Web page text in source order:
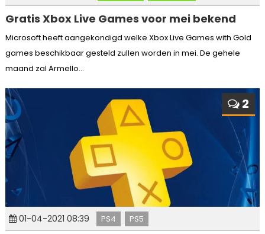
Gratis Xbox Live Games voor mei bekend
Microsoft heeft aangekondigd welke Xbox Live Games with Gold
games beschikbaar gesteld zullen worden in mei. De gehele
maand zal Armello...
2
01-04-2021 08:39 PS4 PS5